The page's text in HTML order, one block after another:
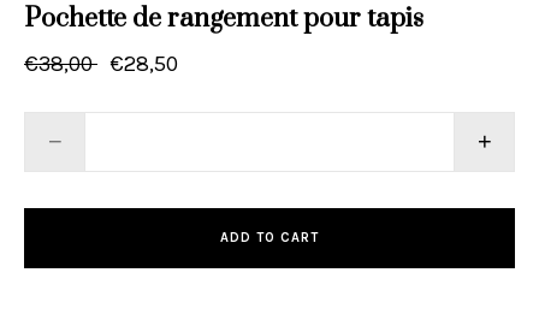
Pochette de rangement pour tapis
€38,00 €28,50
− +
ADD TO CART